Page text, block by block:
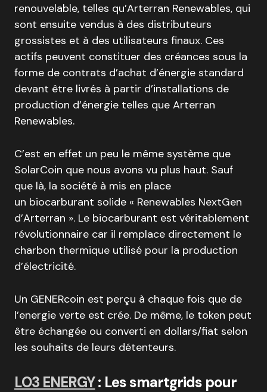
renouvelable, telles qu’Arterran Renewables, qui
sont ensuite vendus à des distributeurs
grossistes et à des utilisateurs finaux. Ces
actifs peuvent constituer des créances sous la
forme de contrats d’achat d’énergie standard
devant être livrés à partir d’installations de
production d’énergie telles que Arterran
Renewables.
C’est en effet un peu le même système que
SolarCoin que nous avons vu plus haut. Sauf
que là, la société à mis en place
un biocarburant solide « Renewables NextGen
d’Arterran ». Le biocarburant est véritablement
révolutionnaire car il remplace directement le
charbon thermique utilisé pour la production
d’électricité.
Un GENERcoin est perçu à chaque fois que de
l’energie verte est crée. De même, le token peut
être échangée ou converti en dollars/fiat selon
les souhaits de leurs détenteurs.
LO3 ENERGY: Les smartgrids pour